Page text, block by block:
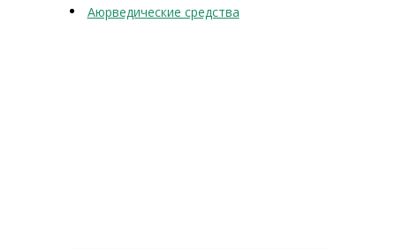
Аюрведические средства